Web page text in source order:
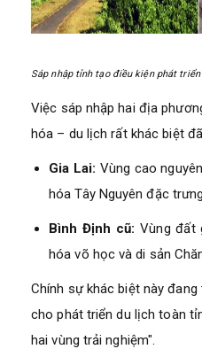
Sáp nhập tỉnh tạo điều kiện phát
Việc sáp nhập hai địa
hóa – du lịch rất khác biệt
Gia Lai: Vùng cao
hóa Tây Nguyên đặc
Bình Định cũ: Vùng đất
hóa võ học và di sản
Chính sự khác biệt này
cho phát triển du lịch toàn
hai vùng trải nghiệm".